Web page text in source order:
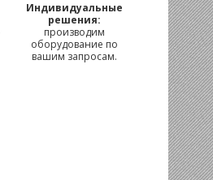
Индивидуальные
решения:
производим
оборудование по
вашим запросам.